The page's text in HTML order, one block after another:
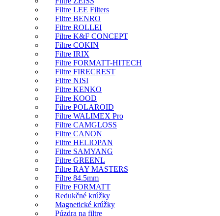
Filtre LEE Filters
Filtre BENRO
Filtre ROLLEI
Filtre K&F CONCEPT
Filtre COKIN
Filtre IRIX
Filtre FORMATT-HITECH
Filtre FIRECREST
Filtre NISI
Filtre KENKO
Filtre KOOD
Filtre POLAROID
Filtre WALIMEX Pro
Filtre CAMGLOSS
Filtre CANON
Filtre HELIOPAN
Filtre SAMYANG
Filtre GREENL
Filtre RAY MASTERS
Filtre 84.5mm
Filtre FORMATT
Redukčné krúžky
Magnetické krúžky
Púzdra na filtre